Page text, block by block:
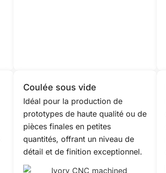
Coulée sous vide
Idéal pour la production de
prototypes de haute qualité ou de
pièces finales en petites
quantités, offrant un niveau de
détail et de finition exceptionnel.